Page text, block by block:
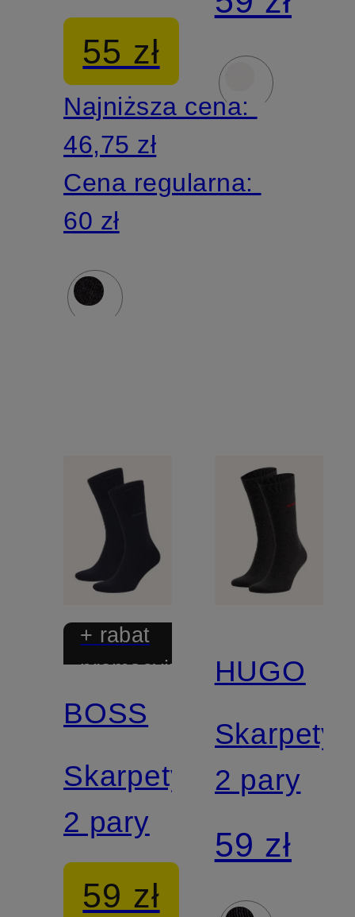
obuwia
sportowego,
2 pary
55 zł
Najniższa cena:
46,75 zł
Cena regularna:
60 zł
2 pary
+ rabat
promocyjny
BOSS
Skarpety,
2 pary
59 zł
HUGO
Skarpety,
2 pary
59 zł